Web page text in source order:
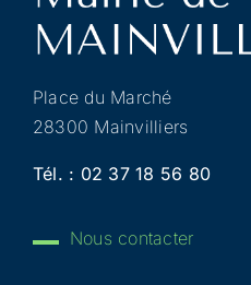
Place du Marché
28300 Mainvilliers
Tél. : 02 37 18 56 80
Nous contacter